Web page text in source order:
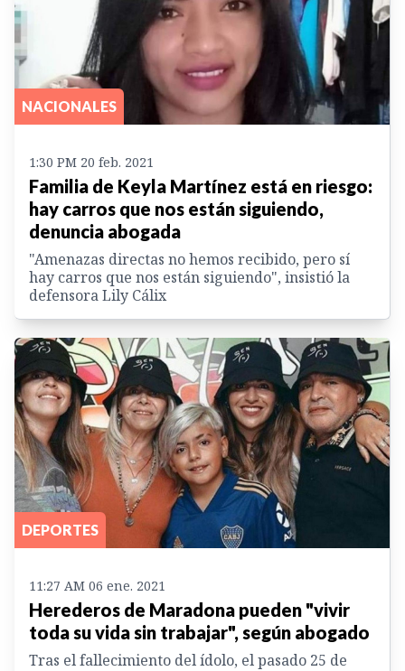
NACIONALES
1:30 PM 20 feb. 2021
Familia de Keyla Martínez está en riesgo:
hay carros que nos están siguiendo,
denuncia abogada
"Amenazas directas no hemos recibido, pero sí
hay carros que nos están siguiendo", insistió la
defensora Lily Cálix
DEPORTES
11:27 AM 06 ene. 2021
Herederos de Maradona pueden "vivir
toda su vida sin trabajar", según abogado
Tras el fallecimiento del ídolo, el pasado 25 de